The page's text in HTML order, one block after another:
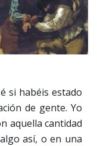
si habéis estado
de gente. Yo
aquella cantidad
así, o en una